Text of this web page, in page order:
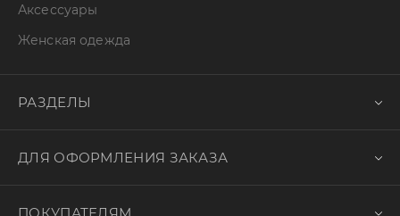
Аксессуары
Женская одежда
РАЗДЕЛЫ
ДЛЯ ОФОРМЛЕНИЯ ЗАКАЗА